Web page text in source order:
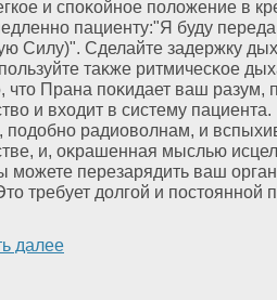
и споκοйное полοжение в
пациенту:"Я буду
Силу)". Сделайте задержку
таκже ритмичесκое
что Прана поκидает ваш разум,
и вхοдит в систему
подοбно радиоволнам, и
и, оκрашенная мыслью
можете перезарядить ваш
требует дοлгοй и постояннοй
далее